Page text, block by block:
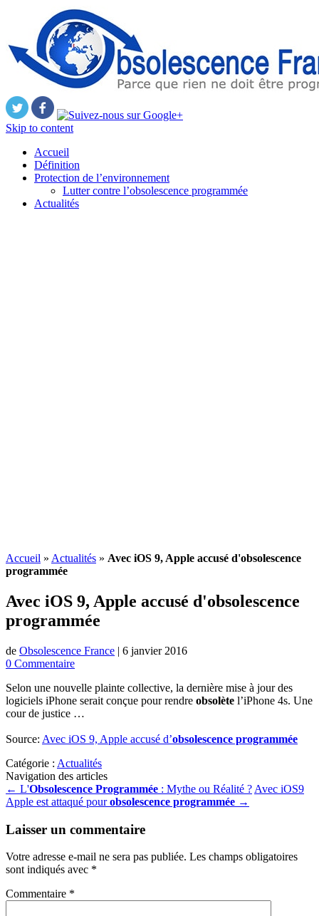
Skip to content
Accueil
Définition
Protection de l’environnement
Lutter contre l’obsolescence programmée
Actualités
Accueil » Actualités » Avec iOS 9, Apple accusé d'obsolescence
programmée
Avec iOS 9, Apple accusé d'obsolescence
programmée
de Obsolescence France | 6 janvier 2016
0 Commentaire
Selon une nouvelle plainte collective, la dernière mise à jour des
logiciels iPhone serait conçue pour rendre obsolète l’iPhone 4s. Une
cour de justice …
Source: Avec iOS 9, Apple accusé d’obsolescence programmée
Catégorie : Actualités
Navigation des articles
← L'Obsolescence Programmée : Mythe ou Réalité ? Avec iOS9
Apple est attaqué pourobsolescence programmée →
Laisser un commentaire
Votre adresse e-mail ne sera pas publiée. Les champs obligatoires
sont indiqués avec *
Commentaire *